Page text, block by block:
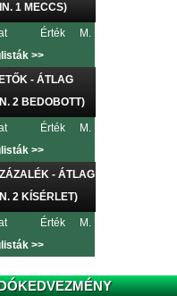
1 MECCS)
Érték
M.
>>
- ÁTLAG
2 BEDOBOTT)
Érték
M.
>>
- ÁTLAG
2 KÍSÉRLET)
Érték
M.
>>